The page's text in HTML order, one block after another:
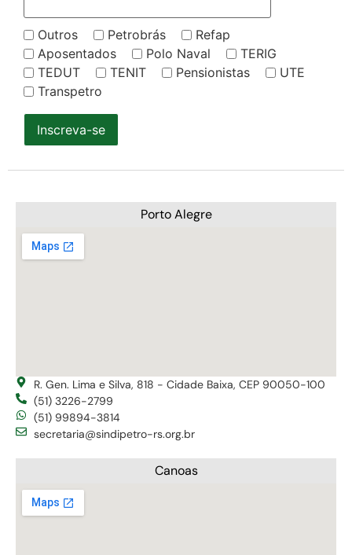
Outros Petrobrás
Refap
Aposentados
Polo Naval
TERIG
TEDUT
TENIT Pensionistas
UTE
Transpetro
Inscreva-se
Porto Alegre
R. Gen. Lima e Silva, 818 - Cidade Baixa, CEP 90050-100
(51) 3226-2799
(51) 99894-3814
secretaria@sindipetro-rs.org.br
Canoas